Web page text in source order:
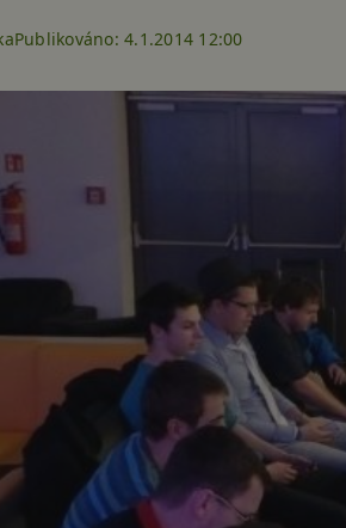
Publikováno: 4.1.2014 12:00